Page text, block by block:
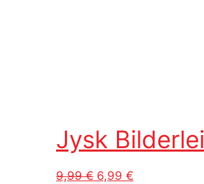
Jysk
9,99€ Ursprünglicher
6,99 €